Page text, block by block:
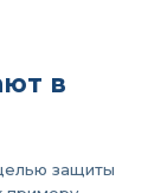
в
защиты